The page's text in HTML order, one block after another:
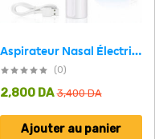
Aspirateur Nasal Électrique pour Bébé Adapté aux Nourrissons et Nouveau-nés – جهاز شفط للرضع
(0)
3,400DA
2,800 DA
Ajouter au panier